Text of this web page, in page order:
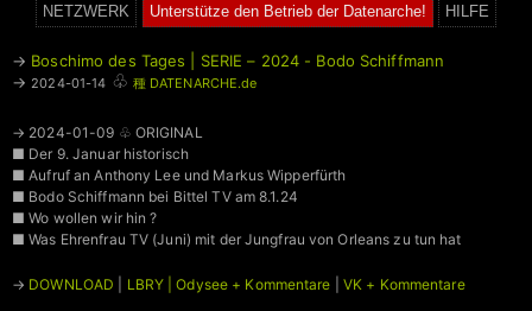
NETZWERK Unterstütze den Betrieb der Datenarche! HILFE
→ Boschimo des Tages | SERIE – 2024 - Bodo Schiffmann
→ 2024-01-14 ♧ 種 DATENARCHE.de
→ 2024-01-09 ♧ ORIGINAL
■ Der 9. Januar historisch
■ Aufruf an Anthony Lee und Markus Wipperfürth
■ Bodo Schiffmann bei Bittel TV am 8.1.24
■ Wo wollen wir hin ?
■ Was Ehrenfrau TV (Juni) mit der Jungfrau von Orleans zu tun hat
→ DOWNLOAD LBRY | Odysee + Kommentare VK + Kommentare